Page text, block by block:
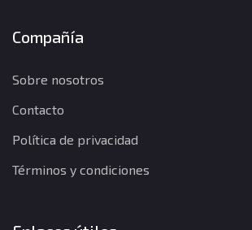
Compañía
Sobre nosotros
Contacto
Política de privacidad
Términos y condiciones